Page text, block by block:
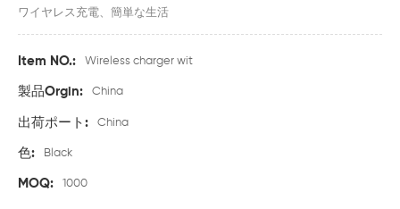
ワイヤレス充電、簡単な生活
Item NO.: Wireless charger wit
製品Orgin: China
出荷ポート: China
色: Black
MOQ: 1000